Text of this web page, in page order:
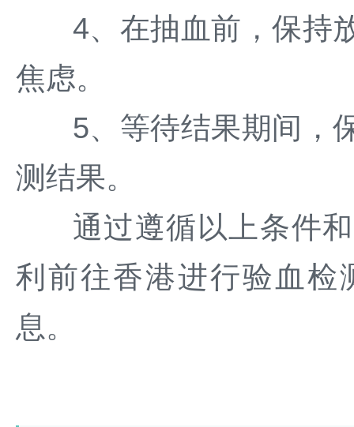
4、在抽血前，保持
焦虑。
5、等待结果期间，
测结果。
通过遵循以上条件
利前往香港进行验血检
息。